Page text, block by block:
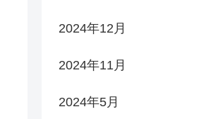
2024年12月
2024年11月
2024年5月